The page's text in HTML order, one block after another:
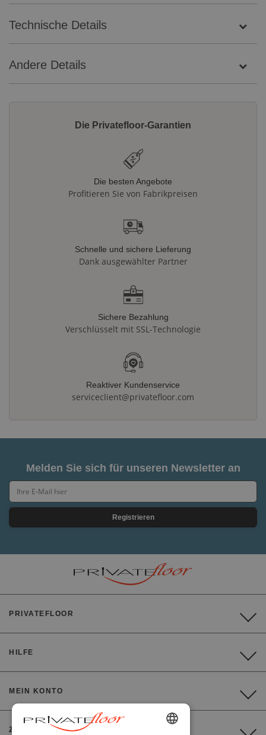
Technische Details
Andere Details
Die Privatefloor-Garantien
Die besten Angebote
Profitieren Sie von Fabrikpreisen
Schnelle und sichere Lieferung
Dank ausgewählter Partner
Sichere Bezahlung
Verschlüsselt mit SSL-Technologie
Reaktiver Kundenservice
serviceclient@privatefloor.com
Melden Sie sich für unseren Newsletter an
Registrieren
PRIVATEFLOOR
HILFE
MEIN KONTO
ZAHLUNG